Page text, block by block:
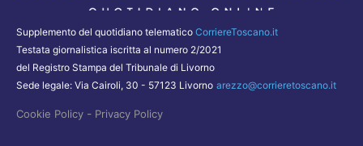
Supplemento del quotidiano telematico CorriereToscano.it
Testata giornalistica iscritta al numero 2/2021
del Registro Stampa del Tribunale di Livorno
Sede legale: Via Cairoli, 30 - 57123 Livorno arezzo@corrieretoscano.it
Cookie Policy - Privacy Policy